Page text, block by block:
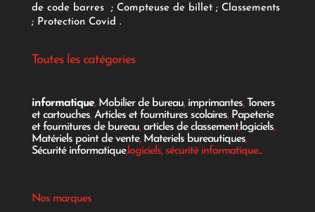
de code barres
; Compteuse de billet; Classements
; Protection Covid .
Toutes les catégories
informatique, Mobilier de bureau, imprimantes, Toners
et cartouches,Articles et fournitures scolaires, Papeterie
et fournitures de bureau,articles de classement,logiciels,
Matériels point de vente, Materiels bureautiques,
Sécurité informatique,logiciels, sécurité informatique...
Nos marques